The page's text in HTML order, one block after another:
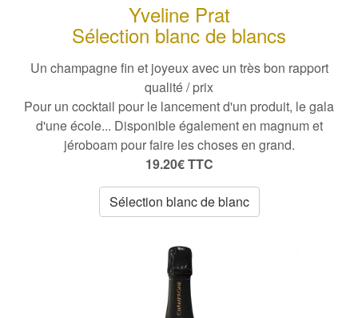
Yveline Prat
Sélection blanc de blancs
Un champagne fin et joyeux avec un très bon rapport
qualité / prix
Pour un cocktail pour le lancement d'un produit, le gala
d'une école... Disponible également en magnum et
jéroboam pour faire les choses en grand.
19.20€ TTC
Sélection blanc de blanc